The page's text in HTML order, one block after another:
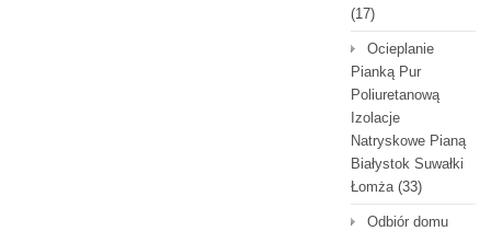
(17)
Ocieplanie
Pianką Pur
Poliuretanową
Izolacje
Natryskowe Pianą
Białystok Suwałki
Łomża(33)
Odbiór domu